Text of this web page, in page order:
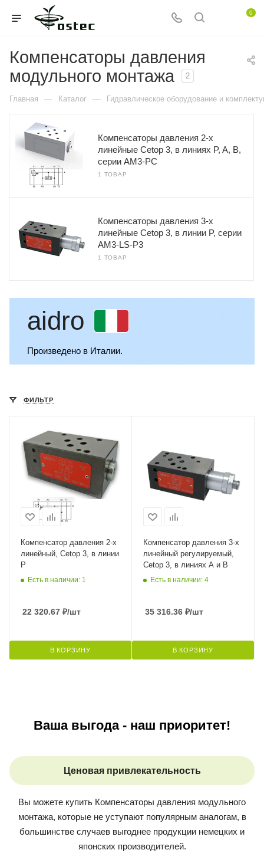
0
Компенсаторы давления
модульного монтажа
2
Главная — Каталог — Гидравлическое оборудование и
Компенсаторы давления 2-х
линейные Cetop 3, в линиях P, A, B,
серии AM3-PC
1 ТОВАР
Компенсаторы давления 3-х
линейные Cetop 3, в линии P, серии
AM3-LS-P3
1 ТОВАР
aidro
Произведено в Италии.
ФИЛЬТР
Компенсатор давления 2-х
линейный, Cetop 3, в линии
P
Есть в наличии: 1
22 320.67 ₽/шт
В КОРЗИНУ
Компенсатор давления 3-х
линейный регулируемый,
Cetop 3, в линиях A и B
Есть в наличии: 4
35 316.36 ₽/шт
В КОРЗИНУ
Ваша выгода - наш приоритет!
Ценовая привлекательность
Вы можете купить Компенсаторы давления модульного
монтажа, которые не уступают популярным аналогам, в
большинстве случаев выгоднее продукции немецких и
японских производителей.